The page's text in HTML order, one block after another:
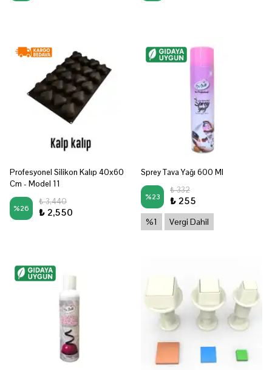
Profesyonel Silikon Kalıp 40x60
Cm - Model 11
%26
₺ 3,440
₺ 2,550
Sprey Tava Yağı 600 Ml
%23
₺ 332
₺ 255
%1 Vergi Dahil